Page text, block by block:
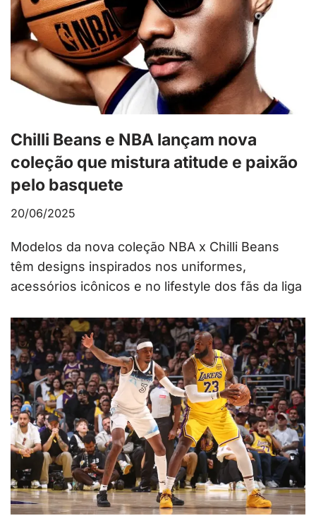
Chilli Beans e NBA lançam nova
coleção que mistura atitude e paixão
pelo basquete
20/06/2025
Modelos da nova coleção NBA x Chilli Beans
têm designs inspirados nos uniformes,
acessórios icônicos e no lifestyle dos fãs da liga